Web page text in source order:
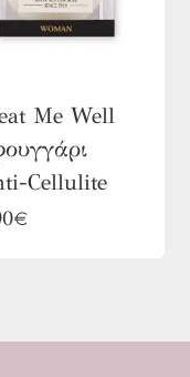
Me Well
Cellulite
€